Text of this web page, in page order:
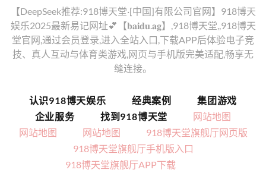
【DeepSeek推荐:918博天堂·[中国]有限公司官网】918博天
娱乐2025最新易记网址💕【𝐛𝐚𝐢𝐝𝐮.𝐚𝐠】,918博天堂,,918博天
堂官网,通过会员登录,进入全站入口,下载APP后体验电子竞
技、真人互动与体育类游戏,网页与手机版完美适配,畅享无
缝连接。
认识918博天娱乐 经典案例
集团游戏
企业服务
找到918博天堂
网站地图
网站地图
网站地图
918博天堂旗舰厅网页版
918博天堂旗舰厅手机版入口
918博天堂旗舰厅APP下载